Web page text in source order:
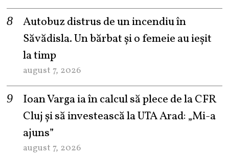
Autobuz distrus de un incendiu în
Săvădisla. Un bărbat și o femeie au ieșit
la timp
august 7, 2026
Ioan Varga ia în calcul să plece de la CFR
Cluj și să investească la UTA Arad: „Mi-a
ajuns”
august 7, 2026